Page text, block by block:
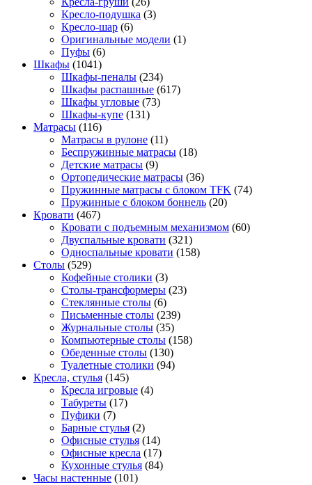
Кресло-подушка (3)
Кресло-шар (6)
Оригинальные модели (1)
Пуфы (6)
Шкафы (1041)
Шкафы-пеналы (234)
Шкафы распашные (617)
Шкафы угловые (73)
Шкафы-купе (131)
Матрасы (116)
Матрасы в рулоне (11)
Беспружинные матрасы (18)
Детские матрасы (9)
Ортопедические матрасы (36)
Пружинные матрасы с блоком TFK (74)
Пружинные с блоком боннель (20)
Кровати (467)
Кровати с подъемным механизмом (60)
Двуспальные кровати (321)
Односпальные кровати (158)
Столы (529)
Кофейные столики (3)
Столы-трансформеры (23)
Стеклянные столы (6)
Письменные столы (239)
Журнальные столы (35)
Компьютерные столы (158)
Обеденные столы (130)
Туалетные столики (94)
Кресла, стулья (145)
Кресла игровые (4)
Табуреты (17)
Пуфики (7)
Барные стулья (2)
Офисные стулья (14)
Офисные кресла (17)
Кухонные стулья (84)
Часы настенные (101)